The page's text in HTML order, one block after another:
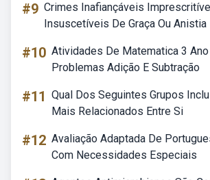
#9 Crimes Inafiançáveis
Insuscetíveis De Graça Ou Anistia
#10 Atividades De Matematica 3
Problemas Adição E Subtração
#11 Qual Dos Seguintes Grupos
Mais Relacionados Entre Si
#12 Avaliação Adaptada De
Com Necessidades Especiais